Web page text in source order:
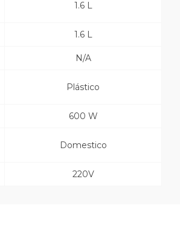
1.6 L
1.6 L
N/A
Plástico
600 W
Domestico
220V